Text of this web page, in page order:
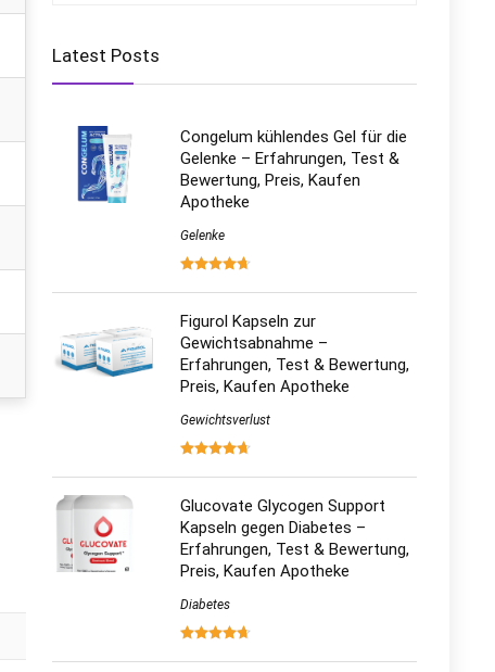
Latest Posts
Congelum kühlendes Gel für die
Gelenke – Erfahrungen, Test &
Bewertung, Preis, Kaufen
Apotheke
Gelenke
Figurol Kapseln zur
Gewichtsabnahme –
Erfahrungen, Test & Bewertung,
Preis, Kaufen Apotheke
Gewichtsverlust
Glucovate Glycogen Support
Kapseln gegen Diabetes –
Erfahrungen, Test & Bewertung,
Preis, Kaufen Apotheke
Diabetes